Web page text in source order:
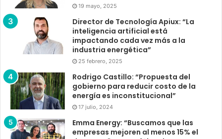
19 mayo, 2025
Director de Tecnología Apiux: “La
inteligencia artificial está
impactando cada vez más a la
industria energética”
25 febrero, 2025
Rodrigo Castillo: “Propuesta del
gobierno para reducir costo de la
energía es inconstitucional”
17 julio, 2024
Emma Energy: “Buscamos que las
empresas mejoren al menos 15% el